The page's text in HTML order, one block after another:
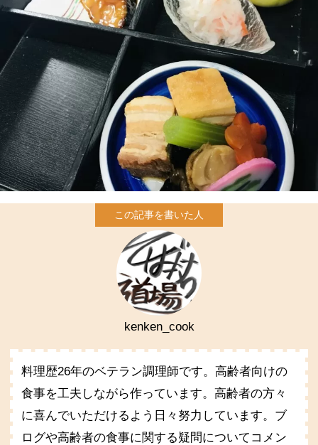
kenken_cook
料理歴26年のベテラン調理師です。高齢者向けの
食事を工夫しながら作っています。高齢者の方々
に喜んでいただけるよう日々努力しています。ブ
ログや高齢者の食事に関する疑問についてコメン